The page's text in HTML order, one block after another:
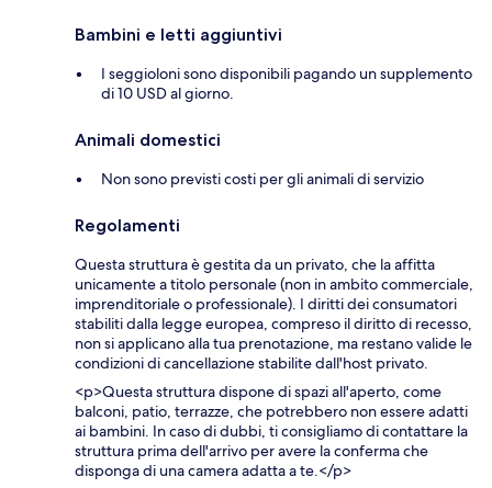
Bambini e letti aggiuntivi
I seggioloni sono disponibili pagando un supplemento
di 10 USD al giorno.
Animali domestici
Non sono previsti costi per gli animali di servizio
Regolamenti
Questa struttura è gestita da un privato, che la affitta
unicamente a titolo personale (non in ambito commerciale,
imprenditoriale o professionale). I diritti dei consumatori
stabiliti dalla legge europea, compreso il diritto di recesso,
non si applicano alla tua prenotazione, ma restano valide le
condizioni di cancellazione stabilite dall'host privato.
<p>Questa struttura dispone di spazi all'aperto, come
balconi, patio, terrazze, che potrebbero non essere adatti
ai bambini. In caso di dubbi, ti consigliamo di contattare la
struttura prima dell'arrivo per avere la conferma che
disponga di una camera adatta a te.</p>